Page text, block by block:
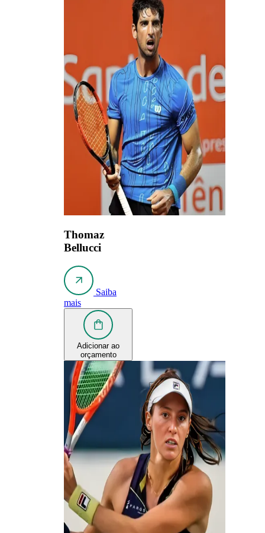
Thomaz
Bellucci
Saiba
mais
Adicionar ao
orçamento